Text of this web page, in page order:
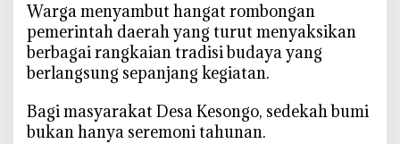
r
o
A
j
k
L
‎Warga menyambut hangat rombongan
pemerintah daerah yang turut menyaksikan
berbagai rangkaian tradisi budaya yang
berlangsung sepanjang kegiatan.
‎Bagi masyarakat Desa Kesongo, sedekah bumi
bukan hanya seremoni tahunan.